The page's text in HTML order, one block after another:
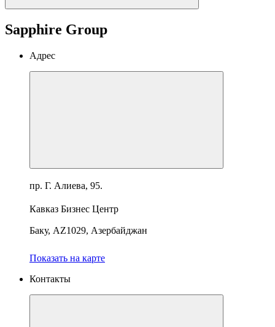
Sapphire Group
Адрес
пр. Г. Алиева, 95.
Кавказ Бизнес Центр
Баку, AZ1029, Азербайджан
Показать на карте
Контакты